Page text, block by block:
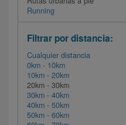
Running
Filtrar por distancia:
Cualquier distancia
0km - 10km
10km - 20km
20km - 30km
30km - 40km
40km - 50km
50km - 60km